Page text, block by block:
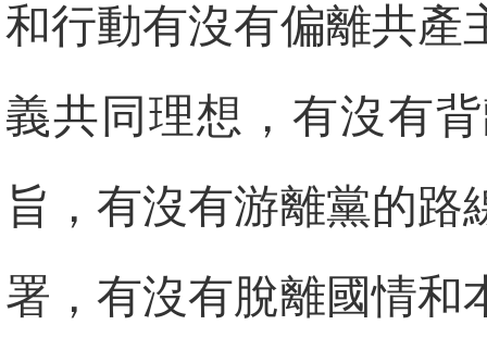
和行動有沒有偏離共產
義共同理想，有沒有
旨，有沒有游離黨的路
署，有沒有脫離國情和